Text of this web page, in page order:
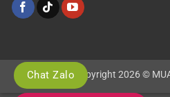
Chat ZaloCopyright 2026 ©